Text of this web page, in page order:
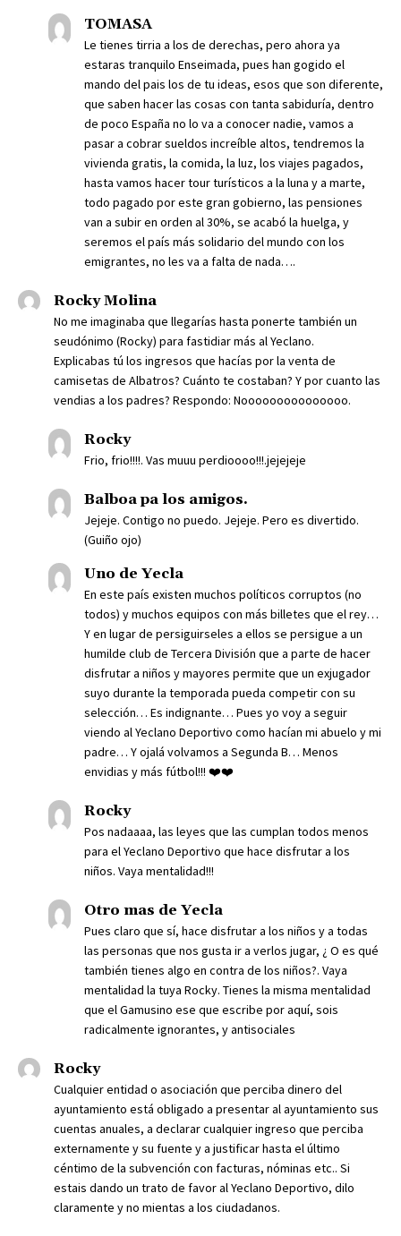
TOMASA
Le tienes tirria a los de derechas, pero ahora ya
estaras tranquilo Enseimada, pues han gogido el
mando del pais los de tu ideas, esos que son diferente,
que saben hacer las cosas con tanta sabiduría, dentro
de poco España no lo va a conocer nadie, vamos a
pasar a cobrar sueldos increíble altos, tendremos la
vivienda gratis, la comida, la luz, los viajes pagados,
hasta vamos hacer tour turísticos a la luna y a marte,
todo pagado por este gran gobierno, las pensiones
van a subir en orden al 30%, se acabó la huelga, y
seremos el país más solidario del mundo con los
emigrantes, no les va a falta de nada….
Rocky Molina
No me imaginaba que llegarías hasta ponerte también un
seudónimo (Rocky) para fastidiar más al Yeclano.
Explicabas tú los ingresos que hacías por la venta de
camisetas de Albatros? Cuánto te costaban? Y por cuanto las
vendias a los padres? Respondo: Nooooooooooooooo.
Rocky
Frio, frio!!!!. Vas muuu perdioooo!!!.jejejeje
Balboa pa los amigos.
Jejeje. Contigo no puedo. Jejeje. Pero es divertido.
(Guiño ojo)
Uno de Yecla
En este país existen muchos políticos corruptos (no
todos) y muchos equipos con más billetes que el rey…
Y en lugar de persiguirseles a ellos se persigue a un
humilde club de Tercera División que a parte de hacer
disfrutar a niños y mayores permite que un exjugador
suyo durante la temporada pueda competir con su
selección… Es indignante… Pues yo voy a seguir
viendo al Yeclano Deportivo como hacían mi abuelo y mi
padre… Y ojalá volvamos a Segunda B… Menos
envidias y más fútbol!!! ❤️❤️
Rocky
Pos nadaaaa, las leyes que las cumplan todos menos
para el Yeclano Deportivo que hace disfrutar a los
niños. Vaya mentalidad!!!
Otro mas de Yecla
Pues claro que sí, hace disfrutar a los niños y a todas
las personas que nos gusta ir a verlos jugar, ¿ O es qué
también tienes algo en contra de los niños?. Vaya
mentalidad la tuya Rocky. Tienes la misma mentalidad
que el Gamusino ese que escribe por aquí, sois
radicalmente ignorantes, y antisociales
Rocky
Cualquier entidad o asociación que perciba dinero del
ayuntamiento está obligado a presentar al ayuntamiento sus
cuentas anuales, a declarar cualquier ingreso que perciba
externamente y su fuente y a justificar hasta el último
céntimo de la subvención con facturas, nóminas etc.. Si
estais dando un trato de favor al Yeclano Deportivo, dilo
claramente y no mientas a los ciudadanos.